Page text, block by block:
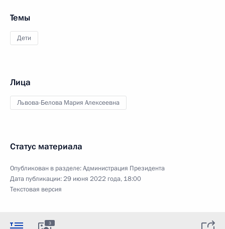
Темы
Дети
Лица
Львова-Белова Мария Алексеевна
Статус материала
Опубликован в разделе:Администрация Президента
Дата публикации:29 июня 2022 года, 18:00
Текстовая версия
3